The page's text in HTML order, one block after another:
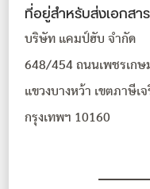
ที่อยู่สำหรับส่งเอกสา
บริษัท แคมป์ฮับ จำกัด
648/454 ถนนเพชรเกษ
แขวงบางหว้า เขตภาษีเ
กรุงเทพฯ 10160